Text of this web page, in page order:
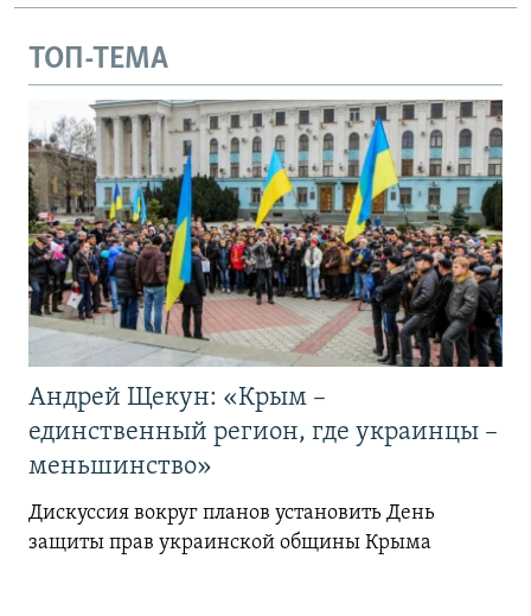
ТОП-ТЕМА
Андрей Щекун: «Крым –
единственный регион, где украинцы –
меньшинство»
Дискуссия вокруг планов установить День
защиты прав украинской общины Крыма